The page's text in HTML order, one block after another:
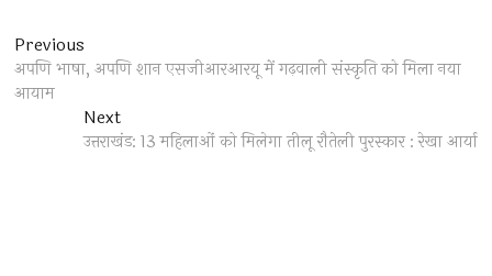
Post
navigation
Previous
post:
अपणि भाषा, अपणि शान एसजीआरआरयू में गढ़वाली संस्कृति को मिला नया
आयाम
NextNext
post:
उत्तराखंड: 13 महिलाओं को मिलेगा तीलू रौतेली पुरस्कार : रेखा आर्या